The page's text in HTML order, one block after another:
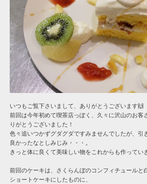
いつもご覧下さいまして、ありがとうございます🙌
前回は今年初めて喫茶店っぽく、久々に沢山のお客
りがとうございました！
色々追いつかずグダグダですみませんでしたが、引
良かったなとしみじみ・・・。
きっと体に良くて美味しい物をこれからも作ってい
前回のケーキは、さくらんぼのコンフィチュールと
ショートケーキにしたものに、